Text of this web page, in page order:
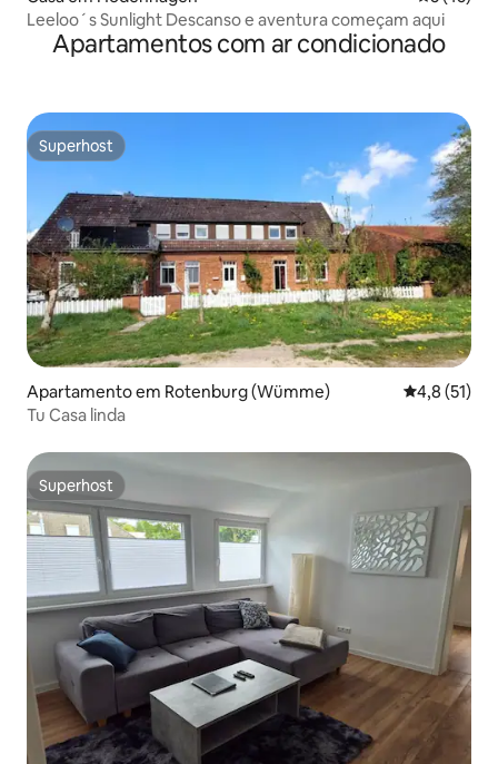
Leeloo´s Sunlight Descanso e aventura começam aqui
Apartamentos com ar condicionado
Superhost
Superhost
Apartamento em Rotenburg (Wümme)
4,8 (51)
Tu Casa linda
Superhost
Superhost